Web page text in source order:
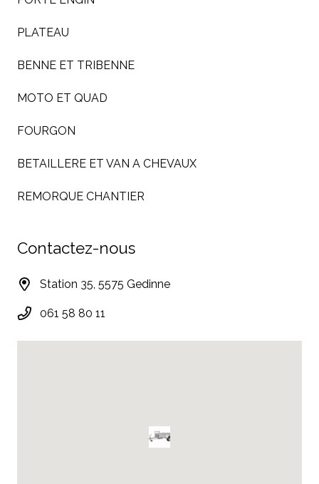
PLATEAU
BENNE ET TRIBENNE
MOTO ET QUAD
FOURGON
BETAILLERE ET VAN A CHEVAUX
REMORQUE CHANTIER
Contactez-nous
Station 35, 5575 Gedinne
061 58 80 11